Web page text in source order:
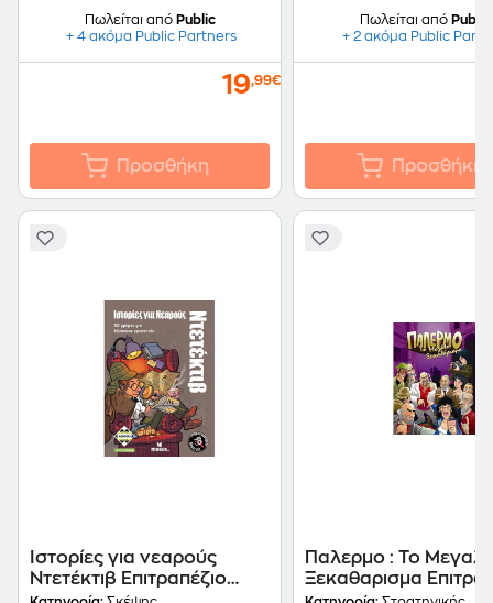
Πωλείται από Public
+ 4 ακόμα Public Partners
19,99€
Προσθήκη
Πωλείται από Public
+ 2 ακόμα Public
Προσθήκη
Ιστορίες για νεαρούς
Ντετέκτιβ Επιτραπέζιο
Παλερμο : Το
Ξεκαθαρισμα